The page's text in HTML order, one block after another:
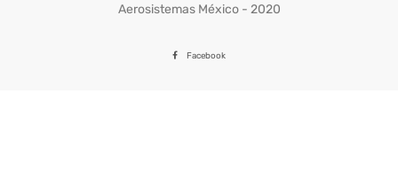
Aerosistemas México - 2020
Facebook